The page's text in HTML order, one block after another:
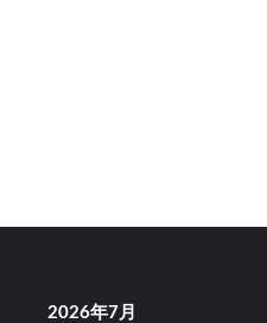
2026年7月